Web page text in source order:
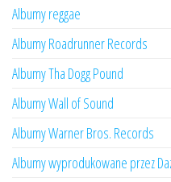
Albumy reggae
Albumy Roadrunner Records
Albumy Tha Dogg Pound
Albumy Wall of Sound
Albumy Warner Bros. Records
Albumy wyprodukowane przez